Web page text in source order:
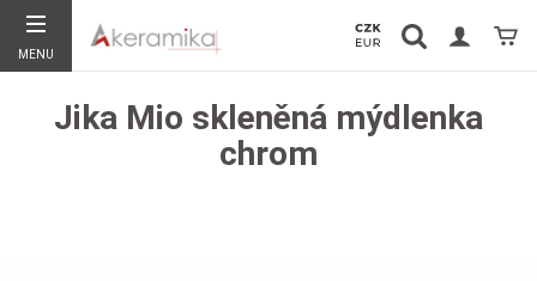
MENU
Vyhledávání Košík
Jika Mio skleněná mýdlenka
chrom